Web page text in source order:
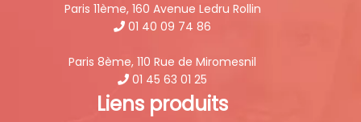
Paris 11ème, 160 Avenue Ledru Rollin
01 40 09 74 86
Paris 8ème, 110 Rue de Miromesnil
01 45 63 01 25
Liens produits